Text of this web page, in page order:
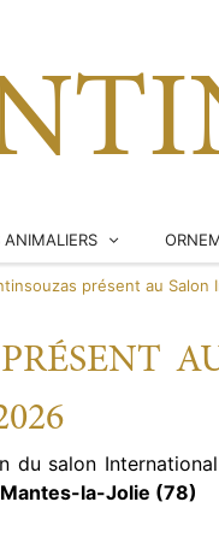
ANIMALIERS
ET MASSACRES
présent au
du salon
la-Jolie (78)